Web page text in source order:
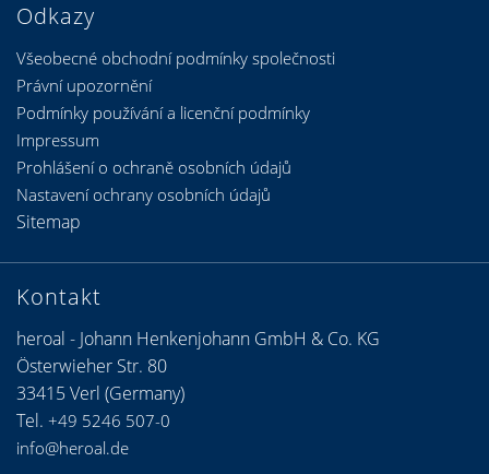
Odkazy
Všeobecné obchodní podmínky společnosti
Právní upozornění
Podmínky používání a licenční podmínky
Kontakt
heroal - Johann Henkenjohann GmbH & Co. KG
Österwieher Str. 80
33415 Verl (Germany)
Tel. +49 5246 507-0
info@heroal.de
Impressum
Prohlášení o ochraně osobních údajů
Nastavení ochrany osobních údajů
Sitemap